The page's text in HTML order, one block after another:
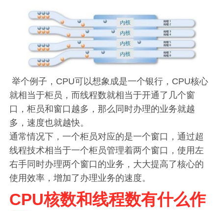
举个例子，CPU可以想象成是一个银行，CPU核心
就相当于柜员，而线程数就相当于开通了几个窗
口，柜员和窗口越多，那么同时办理的业务就越
多，速度也就越快。
通常情况下，一个柜员对应的是一个窗口，通过超
线程技术相当于一个柜员管理着两个窗口，使用左
右手同时办理两个窗口的业务，大大提高了核心的
使用效率，增加了办理业务的速度。
CPU核数和线程数有什么作